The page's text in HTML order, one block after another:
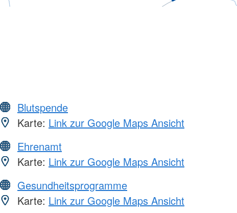
Blutspende
Karte: Link zur Google Maps Ansicht
Ehrenamt
Karte: Link zur Google Maps Ansicht
Gesundheitsprogramme
Karte: Link zur Google Maps Ansicht